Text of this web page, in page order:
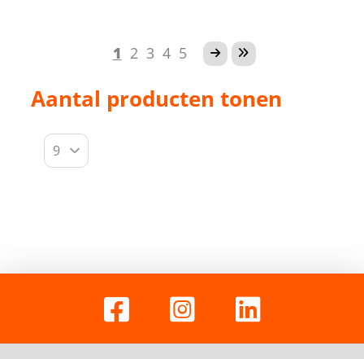
1 2 3 4 5
Aantal producten tonen